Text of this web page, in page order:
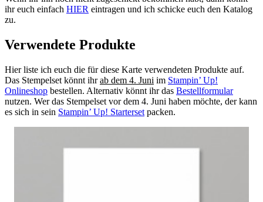
ihr euch einfach HIER eintragen und ich schicke euch den Katalog
zu.
Verwendete Produkte
Hier liste ich euch die für diese Karte verwendeten Produkte auf.
Das Stempelset könnt ihrab dem 4. Juni im Stampin’ Up!
Onlineshop bestellen. Alternativ könnt ihr das Bestellformular
nutzen. Wer das Stempelset vor dem 4. Juni haben möchte, der kann
es sich in sein Stampin’ Up! Starterset packen.